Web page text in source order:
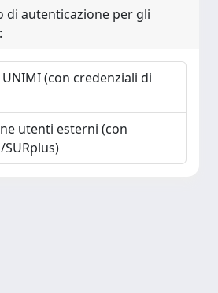
di autenticazione per gli
(con credenziali di
utenti esterni (con
SURplus)